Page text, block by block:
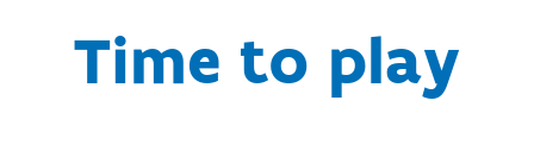
Time to play